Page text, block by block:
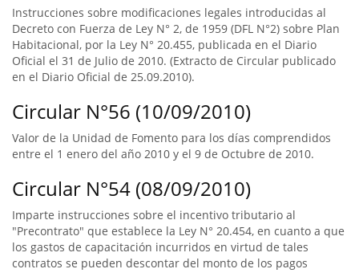
Instrucciones sobre modificaciones legales introducidas al
Decreto con Fuerza de Ley N° 2, de 1959 (DFL N°2) sobre Plan
Habitacional, por la Ley N° 20.455, publicada en el Diario
Oficial el 31 de Julio de 2010. (Extracto de Circular publicado
en el Diario Oficial de 25.09.2010).
Circular N°56 (10/09/2010)
Valor de la Unidad de Fomento para los días comprendidos
entre el 1 enero del año 2010 y el 9 de Octubre de 2010.
Circular N°54 (08/09/2010)
Imparte instrucciones sobre el incentivo tributario al
"Precontrato" que establece la Ley N° 20.454, en cuanto a que
los gastos de capacitación incurridos en virtud de tales
contratos se pueden descontar del monto de los pagos